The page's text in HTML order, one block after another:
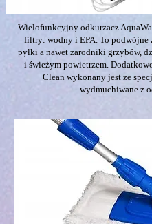
Wielofunkcyjny odkurzacz
filtry: wodny i EPA. To podwójne
pyłki a nawet zarodniki grzybów,
i świeżym powietrzem.
Clean wykonany jest ze
wydmuchiwane z